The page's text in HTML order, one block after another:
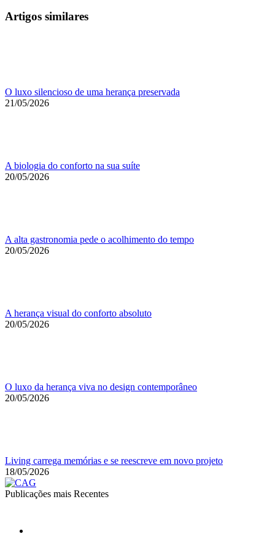
Artigos similares
O luxo silencioso de uma herança preservada
21/05/2026
A biologia do conforto na sua suíte
20/05/2026
A alta gastronomia pede o acolhimento do tempo
20/05/2026
A herança visual do conforto absoluto
20/05/2026
O luxo da herança viva no design contemporâneo
20/05/2026
Living carrega memórias e se reescreve em novo projeto
18/05/2026
Publicações mais Recentes